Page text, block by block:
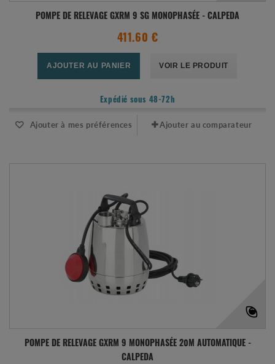
POMPE DE RELEVAGE GXRM 9 SG MONOPHASÉE - CALPEDA
411.60 €
AJOUTER AU PANIER VOIR LE PRODUIT
Expédié sous 48-72h
Ajouter à mes préférences Ajouter au comparateur
POMPE DE RELEVAGE GXRM 9 MONOPHASÉE 20M AUTOMATIQUE -
CALPEDA